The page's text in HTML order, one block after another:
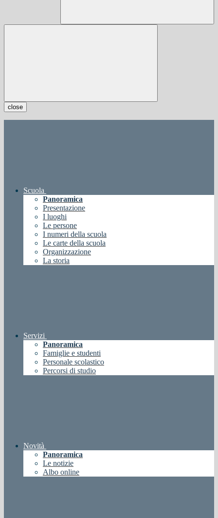
close
Scuola
Panoramica
Presentazione
I luoghi
Le persone
I numeri della scuola
Le carte della scuola
Organizzazione
La storia
Servizi
Panoramica
Famiglie e studenti
Personale scolastico
Percorsi di studio
Novità
Panoramica
Le notizie
Albo online